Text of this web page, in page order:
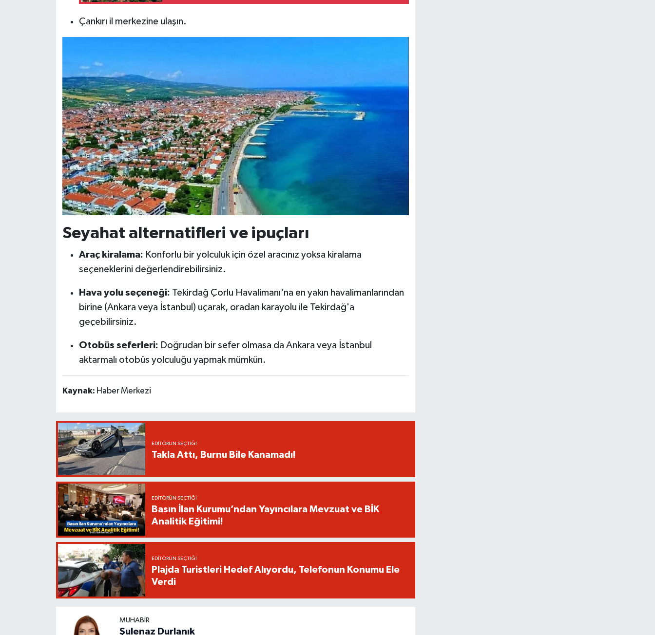
Çankırı il merkezine ulaşın.
Seyahat alternatifleri ve ipuçları
Araç kiralama: Konforlu bir yolculuk için özel aracınız yoksa kiralama
seçeneklerini değerlendirebilirsiniz.
Hava yolu seçeneği: Tekirdağ Çorlu Havalimanı'na en yakın havalimanlarından
birine (Ankara veya İstanbul) uçarak, oradan karayolu ile Tekirdağ'a
geçebilirsiniz.
Otobüs seferleri: Doğrudan bir sefer olmasa da Ankara veya İstanbul
aktarmalı otobüs yolculuğu yapmak mümkün.
Kaynak: Haber Merkezi
EDITÖRÜN SEÇTIĞI
Takla Attı, Burnu Bile Kanamadı!
EDITÖRÜN SEÇTIĞI
Basın İlan Kurumu’ndan Yayıncılara Mevzuat ve BİK
Analitik Eğitimi!
EDITÖRÜN SEÇTIĞI
Plajda Turistleri Hedef Alıyordu, Telefonun Konumu Ele
Verdi
MUHABIR
Şulenaz Durlanık